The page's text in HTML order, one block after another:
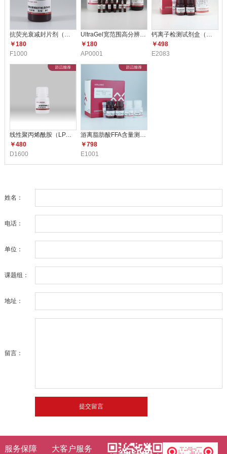
￥180
F1000
￥180
AP0001
￥498
E2083
线性聚丙烯酰胺（LPA）（5mg/m
￥480
D1600
游离脂肪酸FFA含量测定试剂盒 E1
￥798
E1001
姓名：
电话：
单位：
课题组：
地址：
留言：
服务保障 大客户服务